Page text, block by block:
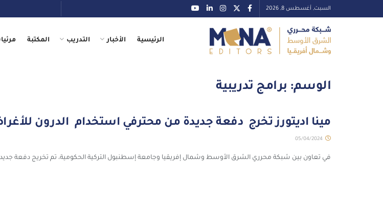
السبت, أغسطس 8, 2026
الرئيسية الأخبار التدريب المكتبة
الوسم: برامج تدريبية
مينا اديتورز تخرج دفعة جديدة من محترفي استخدام الدرون
في تعاون بين شبكة محرري الشرق الأوسط وشمال إفريقيا وجامعة إسطنبول التركية الحكومية، تم تخريج دفعة